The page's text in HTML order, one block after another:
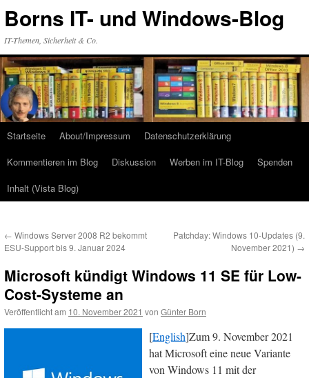
Inhalt
Borns IT- und Windows-Blog
IT-Themen, Sicherheit & Co.
Startseite About/Impressum
Datenschutzerklärung
Kommentieren im Blog
Diskussion Werben im IT-Blog
Spenden
Inhalt (Vista Blog)
← Windows Server 2008 R2 bekommt
ESU-Support bis 9. Januar 2024
Patchday: Windows 10-Updates (9.
November 2021) →
Microsoft kündigt Windows 11 SE für Low-
Cost-Systeme an
Veröffentlicht am 10. November 2021 von Günter Born
[English]Zum 9. November 2021
hat Microsoft eine neue Variante
von Windows 11 mit der